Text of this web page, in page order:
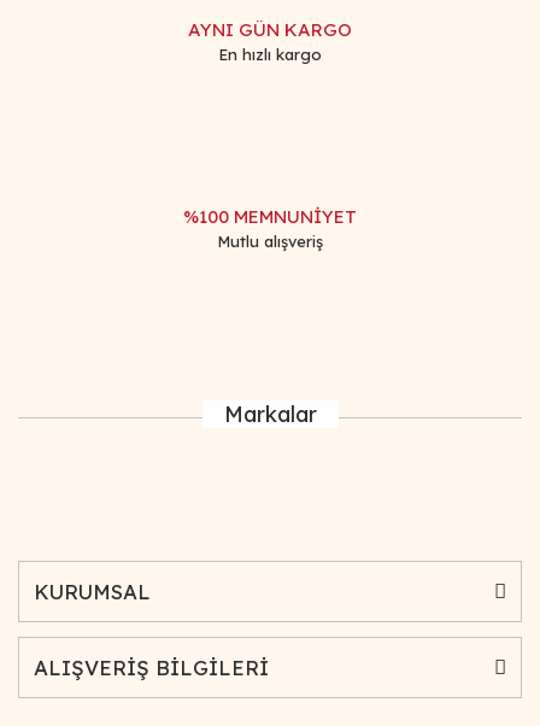
AYNI GÜN KARGO
En hızlı kargo
%100 MEMNUNİYET
Mutlu alışveriş
Markalar
KURUMSAL
ALIŞVERİŞ BİLGİLERİ